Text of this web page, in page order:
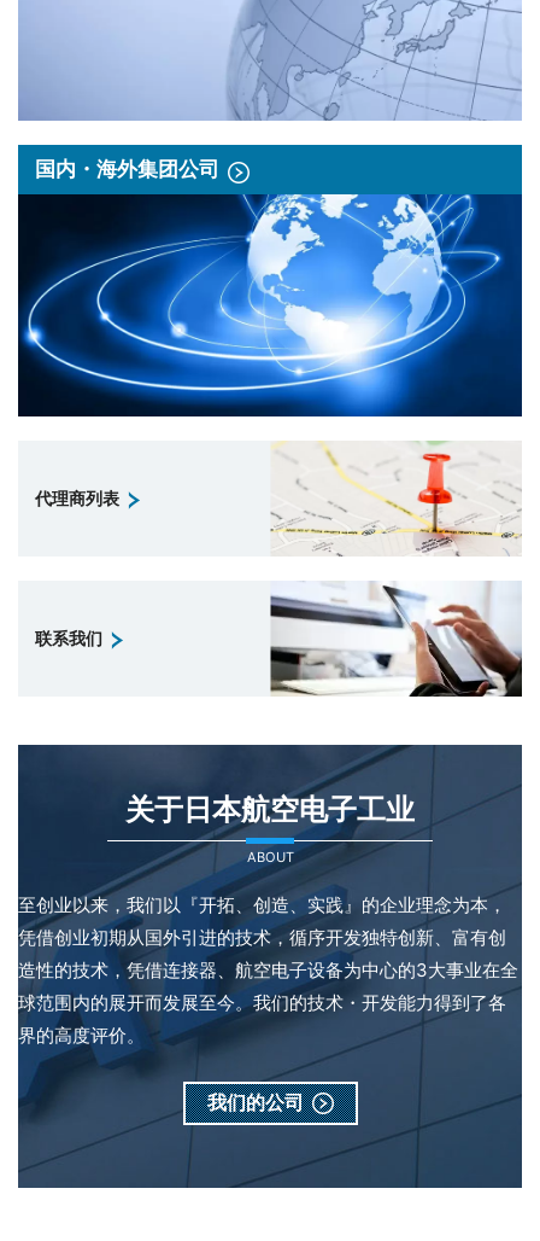
国内・海外集团公司
代理商列表
联系我们
关于日本航空电子工业
ABOUT
至创业以来，我们以『开拓、创造、实践』的企业理念为本，
凭借创业初期从国外引进的技术，循序开发独特创新、富有创
造性的技术，凭借连接器、航空电子设备为中心的3大事业在全
球范围内的展开而发展至今。我们的技术・开发能力得到了各
界的高度评价。
我们的公司